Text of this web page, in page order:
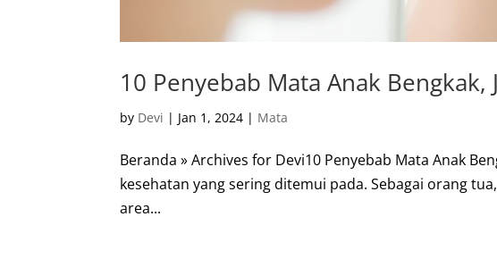
10 Penyebab Mata Anak Bengkak,
by Devi | Jan 1, 2024 | Mata
Beranda » Archives for Devi10 Penyebab Mata Anak
kesehatan yang sering ditemui pada. Sebagai orang
area...